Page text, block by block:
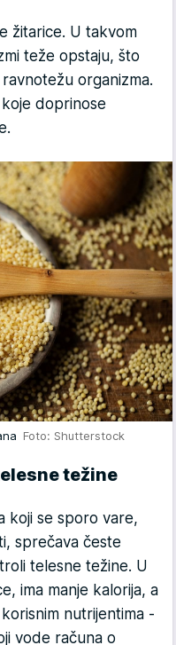
žitarice. U takvom
teže opstaju, što
organizma.
doprinose
Foto: Shutterstock
težine
koji se sporo vare,
sprečava česte
telesne težine. U
ima manje kalorija, a
nutrijentima -
vode računa o